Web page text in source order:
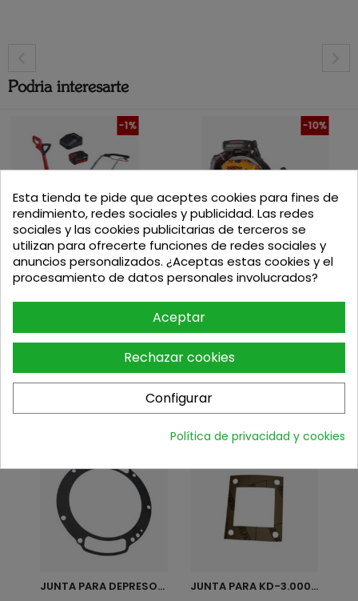
DESPIECE DEPRESOR HERTELL KD-4.000 540
RPM
Podria interesarte
KIT DE MAQUINAS DE...
Precio base
Precio
197,95€
-1%
SOPLADOR SG76C ANOVA
Precio base
Precio
486,00€
-10%
Los clientes que adquirieron este producto
también compraron:
JUNTA PARA DEPRESOR HERTELL... JUNTA PARA KD-3.000 /...
Esta tienda te pide que aceptes cookies para fines de
rendimiento, redes sociales y publicidad. Las redes
sociales y las cookies publicitarias de terceros se
utilizan para ofrecerte funciones de redes sociales y
anuncios personalizados. ¿Aceptas estas cookies y el
procesamiento de datos personales involucrados?
Aceptar
Rechazar cookies
Configurar
Política de privacidad y cookies